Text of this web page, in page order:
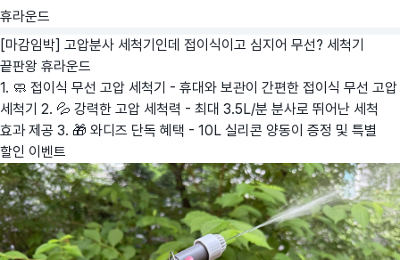
휴라운드
[마감임박] 고압분사 세척기인데 접이식이고 심지어 무선? 세척기
끝판왕 휴라운드
1. 🧼 접이식 무선 고압 세척기 - 휴대와 보관이 간편한 접이식 무선 고압
세척기 2. 💦 강력한 고압 세척력 - 최대 3.5L/분 분사로 뛰어난 세척
효과 제공 3. 🎁 와디즈 단독 혜택 - 10L 실리콘 양동이 증정 및 특별
할인 이벤트